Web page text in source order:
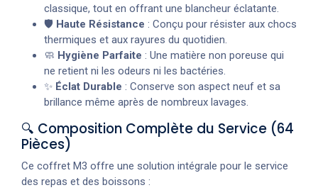
classique, tout en offrant une blancheur éclatante.
🛡️ Haute Résistance : Conçu pour résister aux chocs
thermiques et aux rayures du quotidien.
🧼 Hygiène Parfaite : Une matière non poreuse qui
ne retient ni les odeurs ni les bactéries.
✨ Éclat Durable : Conserve son aspect neuf et sa
brillance même après de nombreux lavages.
🔍 Composition Complète du Service (64
Pièces)
Ce coffret M3 offre une solution intégrale pour le service
des repas et des boissons :